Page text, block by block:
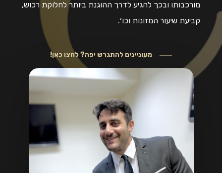
מורכבותו ובכך להגיע לדרך ההוגנת ביותר לחלוקת רכוש,
קביעת שיעור המזונות וכו׳.
מעוניינים להתגרש יפה? לחצו כאן!